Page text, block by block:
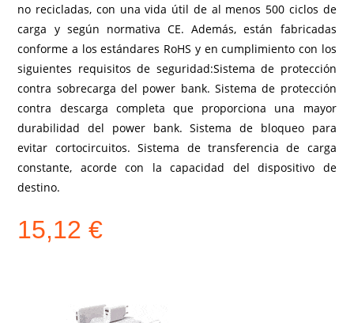
no recicladas, con una vida útil de al menos 500 ciclos de
carga y según normativa CE. Además, están fabricadas
conforme a los estándares RoHS y en cumplimiento con los
siguientes requisitos de seguridad:Sistema de protección
contra sobrecarga del power bank. Sistema de protección
contra descarga completa que proporciona una mayor
durabilidad del power bank. Sistema de bloqueo para
evitar cortocircuitos. Sistema de transferencia de carga
constante, acorde con la capacidad del dispositivo de
destino.
15,12€